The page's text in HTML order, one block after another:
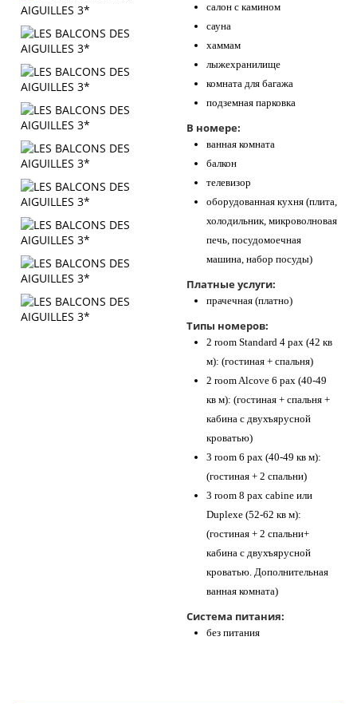
салон с камином
сауна
хаммам
лыжехранилище
комната для багажа
подземная парковка
В номере:
ванная комната
балкон
телевизор
оборудованная кухня (плита,
холодильник, микроволновая
печь, посудомоечная
машина, набор посуды)
Платные услуги:
прачечная (платно)
Типы номеров:
2 room Standard 4 pax (42 кв
м): (гостиная + спальня)
2 room Alcove 6 pax (40-49
кв м): (гостиная + спальня +
кабина с двухъярусной
кроватью)
3 room 6 pax (40-49 кв м):
(гостиная + 2 спальни)
3 room 8 pax cabine или
Duplexe (52-62 кв м):
(гостиная + 2 спальни+
кабина с двухъярусной
кроватью. Дополнительная
ванная комната)
Система питания:
без питания